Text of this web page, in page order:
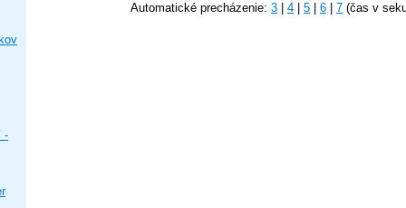
Automatické precházenie: 3 4 5 6 7 (čas v
-